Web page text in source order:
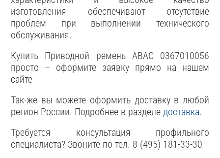
изготовления обеспечивают отсутствие
проблем при выполнении технического
обслуживания.
Купить Приводной ремень ABAC 0367010056
просто – оформите заявку прямо на нашем
сайте
Так-же вы можете оформить доставку в любой
регион России. Подробнее в разделе доставка.
Требуется консультация профильного
специалиста? Звоните по тел. 8 (495) 181-33-30